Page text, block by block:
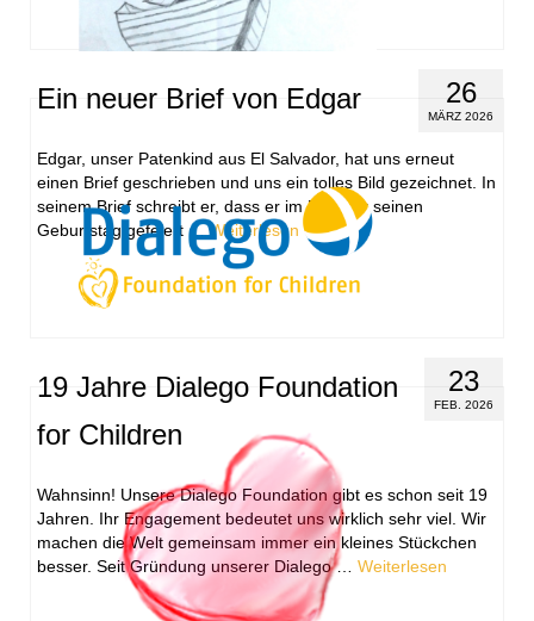
26
MÄRZ 2026
Ein neuer Brief von Edgar
Edgar, unser Patenkind aus El Salvador, hat uns erneut
einen Brief geschrieben und uns ein tolles Bild gezeichnet. In
seinem Brief schreibt er, dass er im Februar seinen
Geburtstag gefeiert …Weiterlesen
23
FEB. 2026
19 Jahre Dialego Foundation
for Children
Wahnsinn! Unsere Dialego Foundation gibt es schon seit 19
Jahren. Ihr Engagement bedeutet uns wirklich sehr viel. Wir
machen die Welt gemeinsam immer ein kleines Stückchen
besser. Seit Gründung unserer Dialego … Weiterlesen